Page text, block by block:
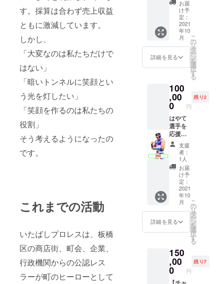
す。採算は合わず売上収益
ともに激減しています。
しかし、
「大変なのは私たちだけで
はない」
「暗いトンネルに笑顔とい
う光を灯したい」
「笑顔を作るのは私たちの
役割」
そう考えるようになったの
です。
これまでの活動
いたばしプロレスは、板橋
区の商店街、町会、企業、
行政機関からの公認レス
ラーが町のヒーローとして
をふん
だんに
使用し
た甘さ
控えめ
のピー
かりん
糖の
糖、3種
類の詰
合せで
マスク
型コイ
ンケー
ス メキ
シコ製
マスク
型コイ
ンケー
スです
以下の
選手か
らラン
お届け
します
まち ・
メキシ
カンレ
戦チ
ケット
を1名様
分ご用
意しま
す。備
考欄に
ご希望
までご
記入く
ださ
い。 ※1
大会に
つき4名
様まで
となり
ます
選びく
ださい
タッグ
リーグ
(トーナ
メント)
大会を
ンを予
定して
います
◇はや
て応援
用マス
ク メキ
シコの
職人手
作りの
スポン
ジタイ
プ応援
マスク
◇はや
てDVD2
作品 以
下の
DVD2作
ます ・
「ル
チャ
ドール
ピー ・
トキワ
ダイ
オー ・
キュー
ティー
・ピカ
ちゃん
・マス
などん
・中里
哲也 ・
ウルフ
智也 ◇
非売品T
シャツ2
枚 ご希
望のサ
イズを
お選び
くださ
い タッ
グリー
グ(トー
ナメン
ト)大会
をイ
メージ
したデ
を予定
してい
ます
◇"板橋
スク＆
コス
チュー
ム(グ
レー
ト・ピ
カちゃ
ん)】 ◇
メッ
カード
グレー
ト・ピ
カちゃ
ん選手
から
メッ
セージ
カード
をお届
けしま
売品T
シャツ
ご希望
のサイ
ズをお
選びく
ださい
タッグ
(トーナ
メント)
大会を
イメー
カード
＋非売
品Tシャ
ツ＋"板
橋の
いっぴ
ん"「安
藤製菓
のせん
炭火焼
せんべ
い特選
堅焼16
枚・特
海苔4枚
セット
＋試合
使用済
みマス
ク＆コ
チュー
ム(なか
いたへ
そマス
ク)】 ◇
メッ
セージ
カード
たへそ
マスク
選手か
らメッ
お届
け予
定：
2021
年10
月
詳細を見る
こ
の
リ
タ
ー
ン
を
選
択
す
る
100
,00
0 円
残り2
はやて
選手を
応援！
【メッ
セージ
カード
＋非売
品Tシャ
ツ＋は
やて
DVD2作
品＋"板
橋の
いっぴ
ん"「中
野製菓
んと
う」3種
詰め合
わせ
支援
者：
1人
お届
け予
定：
2021
年10
月
詳細を見る
こ
の
リ
タ
ー
ン
を
選
択
す
る
150
,00
0 円
残り7